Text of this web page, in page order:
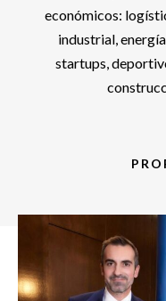
económicos:
industrial,
startups,